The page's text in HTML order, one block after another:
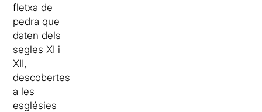
fletxa de
pedra que
daten dels
segles XI i
XII,
descobertes
a les
esglésies